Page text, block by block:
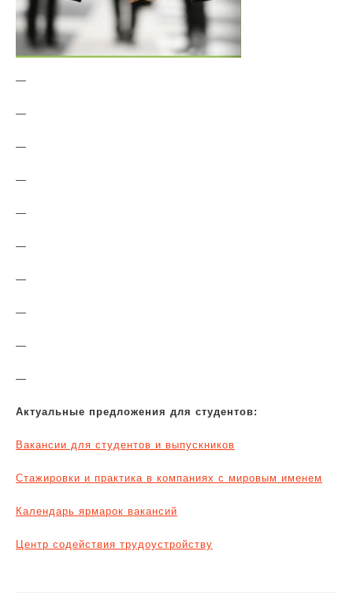
—
—
—
—
—
—
—
—
—
—
Актуальные предложения для студентов:
Вакансии для студентов и выпускников
Стажировки и практика в компаниях с мировым именем
Календарь ярмарок вакансий
Центр содействия трудоустройству